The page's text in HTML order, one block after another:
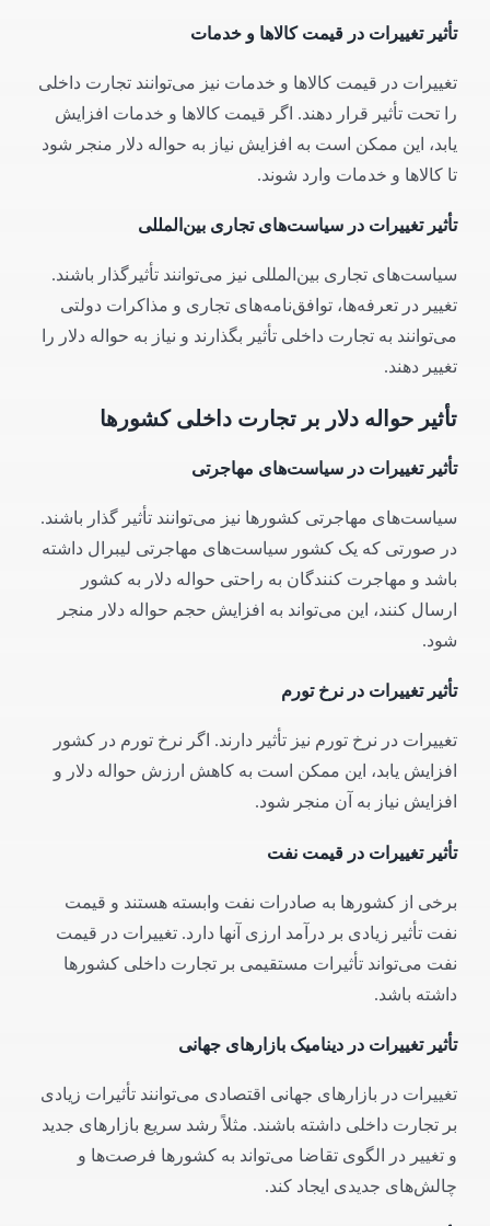
تأثیر تغییرات در قیمت کالاها و خدمات
تغییرات در قیمت کالاها و خدمات نیز می‌توانند تجارت داخلی
را تحت تأثیر قرار دهند. اگر قیمت کالاها و خدمات افزایش
یابد، این ممکن است به افزایش نیاز به حواله دلار منجر شود
تا کالاها و خدمات وارد شوند.
تأثیر تغییرات در سیاست‌های تجاری بین‌المللی
سیاست‌های تجاری بین‌المللی نیز می‌توانند تأثیرگذار باشند.
تغییر در تعرفه‌ها، توافق‌نامه‌های تجاری و مذاکرات دولتی
می‌توانند به تجارت داخلی تأثیر بگذارند و نیاز به حواله دلار را
تغییر دهند.
تأثیر حواله دلار بر تجارت داخلی کشورها
تأثیر تغییرات در سیاست‌های مهاجرتی
سیاست‌های مهاجرتی کشورها نیز می‌توانند تأثیر گذار باشند.
در صورتی که یک کشور سیاست‌های مهاجرتی لیبرال داشته
باشد و مهاجرت کنندگان به راحتی حواله دلار به کشور
ارسال کنند، این می‌تواند به افزایش حجم حواله دلار منجر
شود.
تأثیر تغییرات در نرخ تورم
تغییرات در نرخ تورم نیز تأثیر دارند. اگر نرخ تورم در کشور
افزایش یابد، این ممکن است به کاهش ارزش حواله دلار و
افزایش نیاز به آن منجر شود.
تأثیر تغییرات در قیمت نفت
برخی از کشورها به صادرات نفت وابسته هستند و قیمت
نفت تأثیر زیادی بر درآمد ارزی آنها دارد. تغییرات در قیمت
نفت می‌تواند تأثیرات مستقیمی بر تجارت داخلی کشورها
داشته باشد.
تأثیر تغییرات در دینامیک بازارهای جهانی
تغییرات در بازارهای جهانی اقتصادی می‌توانند تأثیرات زیادی
بر تجارت داخلی داشته باشند. مثلاً رشد سریع بازارهای جدید
و تغییر در الگوی تقاضا می‌تواند به کشورها فرصت‌ها و
چالش‌های جدیدی ایجاد کند.